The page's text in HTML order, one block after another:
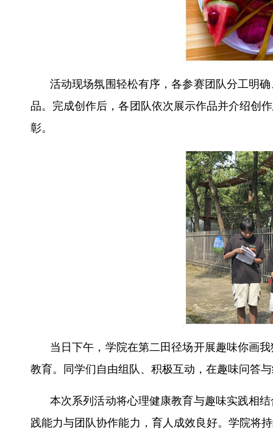
活动现场氛围轻松有序，各参赛团队分工明
品。完成创作后，各团队依次展示作品并介绍创
彰。
当日下午，学院在第二田径场开展趣味你画
教育。同学们自由组队、积极互动，在趣味问答
本次系列活动将心理健康教育与趣味实践相
践能力与团队协作能力，育人成效良好。学院将